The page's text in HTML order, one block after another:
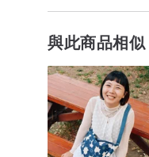
與此商品相似